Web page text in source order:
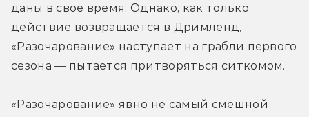
даны в свое время. Однако, как только
действие возвращается в Дримленд,
«Разочарование» наступает на грабли первого
сезона — пытается притворяться ситкомом.
«Разочарование» явно не самый смешной